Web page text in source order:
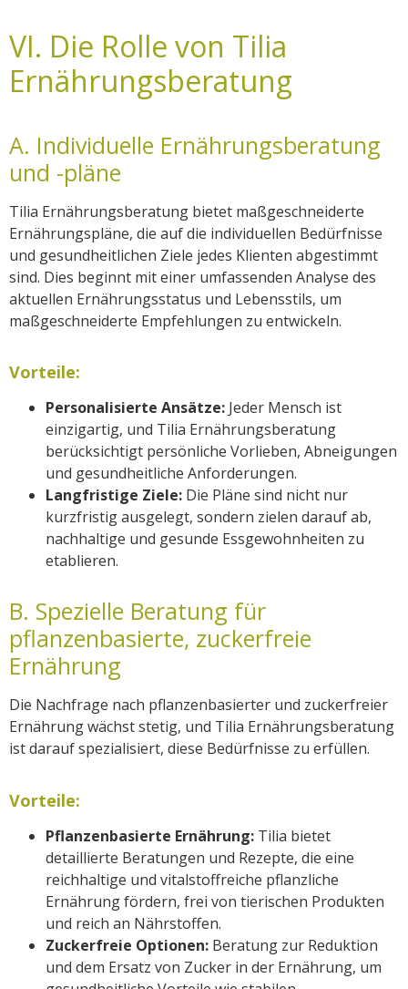
VI. Die Rolle von Tilia
Ernährungsberatung
A. Individuelle Ernährungsberatung
und -pläne
Tilia Ernährungsberatung bietet maßgeschneiderte
Ernährungspläne, die auf die individuellen Bedürfnisse
und gesundheitlichen Ziele jedes Klienten abgestimmt
sind. Dies beginnt mit einer umfassenden Analyse des
aktuellen Ernährungsstatus und Lebensstils, um
maßgeschneiderte Empfehlungen zu entwickeln.
Vorteile:
Personalisierte Ansätze: Jeder Mensch ist
einzigartig, und Tilia Ernährungsberatung
berücksichtigt persönliche Vorlieben, Abneigungen
und gesundheitliche Anforderungen.
Langfristige Ziele: Die Pläne sind nicht nur
kurzfristig ausgelegt, sondern zielen darauf ab,
nachhaltige und gesunde Essgewohnheiten zu
etablieren.
B. Spezielle Beratung für
pflanzenbasierte, zuckerfreie
Ernährung
Die Nachfrage nach pflanzenbasierter und zuckerfreier
Ernährung wächst stetig, und Tilia Ernährungsberatung
ist darauf spezialisiert, diese Bedürfnisse zu erfüllen.
Vorteile:
Pflanzenbasierte Ernährung: Tilia bietet
detaillierte Beratungen und Rezepte, die eine
reichhaltige und vitalstoffreiche pflanzliche
Ernährung fördern, frei von tierischen Produkten
und reich an Nährstoffen.
Zuckerfreie Optionen: Beratung zur Reduktion
und dem Ersatz von Zucker in der Ernährung, um